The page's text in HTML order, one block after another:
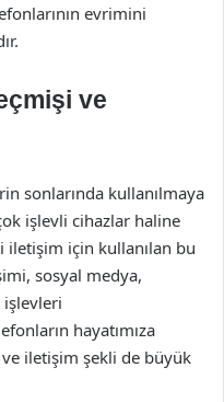
evrimini
ve
sonlarında kullanılmaya
işlevli cihazlar haline
iletişim için kullanılan bu
sosyal medya,
işlevleri
hayatımıza
iletişim şekli de büyük